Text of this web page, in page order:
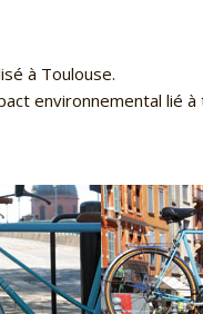
à Toulouse.
environnemental lié